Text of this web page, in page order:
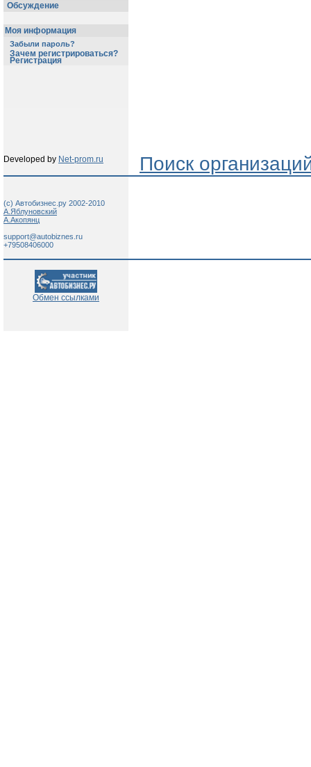
Обсуждение
Моя информация
Забыли пароль?
Зачем регистрироваться?
Регистрация
Developed by Net-prom.ru Поиск
(c) Автобизнес.ру 2002-2010
А.Яблуновский
А.Акопянц
support@autobiznes.ru
+79508406000
Обмен ссылками